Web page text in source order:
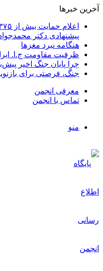
آخرین خبرها
پیشنهادی دکتر
هنگامه نبرد مغزها
ظرفیت مقاومت ج.ا.
چرا پایان جنگ اخیر
جنگ، فرصتی برای
معرفی انجمن
تماس با انجمن
منو